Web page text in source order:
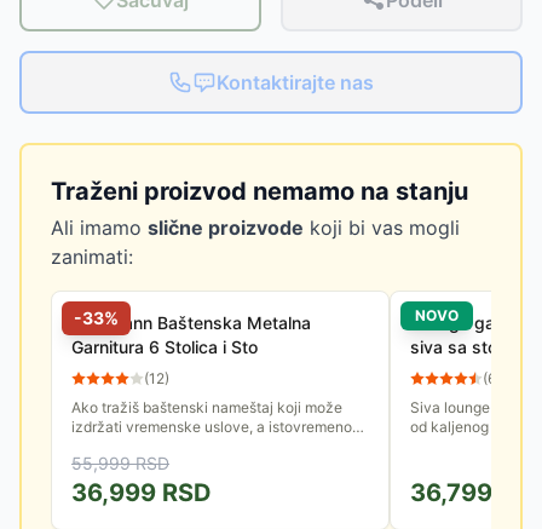
Kontaktirajte nas
Traženi proizvod nemamo na stanju
Ali imamo slične proizvode koji bi vas mogli
zanimati:
-33%
Fieldmann Baštenska Metalna
Garnitura 6 Stolica i Sto
(12)
Ako tražiš baštenski nameštaj koji može
izdržati vremenske uslove, a istovremeno
završena. Garnitura nameštaja...
55,999RSD
36,999 RSD
NOVO
Lounge
siva sa stolom
(6
Siva lounge
od kaljenog
36,799